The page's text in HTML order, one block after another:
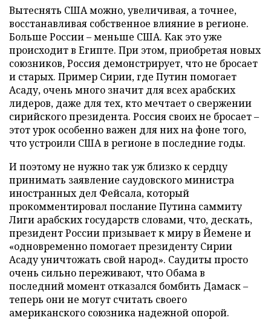
Вытеснять США можно, увеличивая, а точнее,
восстанавливая собственное влияние в регионе.
Больше России – меньше США. Как это уже
происходит в Египте. При этом, приобретая новых
союзников, Россия демонстрирует, что не бросает
и старых. Пример Сирии, где Путин помогает
Асаду, очень много значит для всех арабских
лидеров, даже для тех, кто мечтает о свержении
сирийского президента. Россия своих не бросает –
этот урок особенно важен для них на фоне того,
что устроили США в регионе в последние годы.
И поэтому не нужно так уж близко к сердцу
принимать заявление саудовского министра
иностранных дел Фейсала, который
прокомментировал послание Путина саммиту
Лиги арабских государств словами, что, дескать,
президент России призывает к миру в Йемене и
«одновременно помогает президенту Сирии
Асаду уничтожать свой народ». Саудиты просто
очень сильно переживают, что Обама в
последний момент отказался бомбить Дамаск –
теперь они не могут считать своего
американского союзника надежной опорой.